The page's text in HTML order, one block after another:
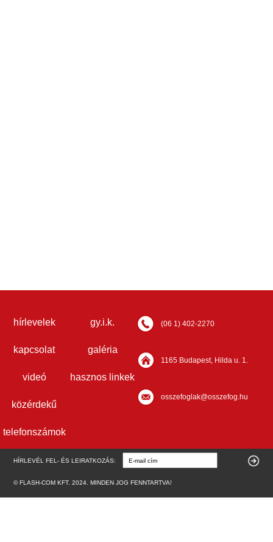
hírlevelek gy.i.k.
kapcsolat galéria
videó hasznos linkek
közérdekű
telefonszámok
(06 1) 402-2270
1165 Budapest, Hilda u. 1.
osszefoglak@osszefog.hu
© FLASH-COM KFT. 2024. MINDEN JOG FENNTARTVA!
HÍRLEVÉL FEL- ÉS LEIRATKOZÁS: